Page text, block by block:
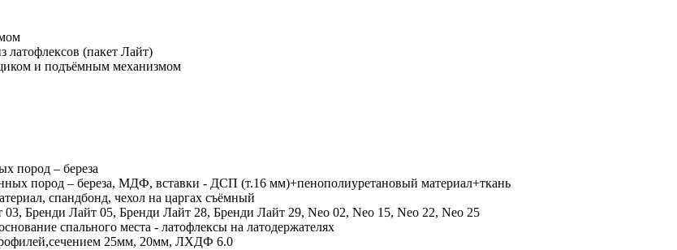
латофлексов (пакет Лайт)
и подъёмным механизмом
пород – береза
пород – береза, МДФ, вставки - ДСП (т.16 мм)+пенополиуретановый материал+ткань
спандбонд, чехол на царгах съёмный
Бренди Лайт 05, Бренди Лайт 28, Бренди Лайт 29, Neo 02, Neo 15, Neo 22, Neo 25
спального места - латофлексы на латодержателях
25мм, 20мм, ЛХДФ 6.0